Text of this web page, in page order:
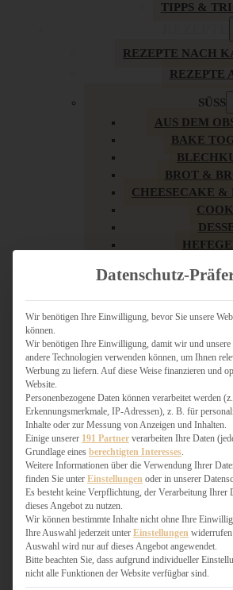
TIPPS &
REZEPTE NACH
REZEPTE
SÜSS
AUS DEM
BAKE
BROT &
CHEESECAKE &
LOW CARB &
MY
SÜSSES
VEGAN
BURGER &
FIX AUF
FLEISCH
GRILLEN /
Datenschutz-
Wir benötigen Ihre Einwilligung, bevor Sie unsere
können.
Wir benötigen Ihre Einwilligung, damit wir und unsere
andere Technologien verwenden können, um Ihnen
Werbung zu liefern. Auf diese Weise finanzieren und
Website.
Personenbezogene Daten können verarbeitet werden
Erkennungsmerkmale, IP-Adressen), z. B. für
Inhalte oder zur Messung von Anzeigen und Inhalten.
Einige unserer 191 Partner verarbeiten Ihre Daten
Grundlage eines berechtigten Interesses
Weitere Informationen über die Verwendung Ihrer
finden Sie unter Einstellungen oder in unserer
Es besteht keine Verpflichtung, der Verarbeitung Ihrer
dieses Angebot zu nutzen.
Wir können bestimmte Inhalte nicht ohne Ihre
Ihre Auswahl jederzeit unter Einstellungen widerrufen
Auswahl wird nur auf dieses Angebot angewendet.
Bitte beachten Sie, dass aufgrund individueller
nicht alle Funktionen der Website verfügbar sind.